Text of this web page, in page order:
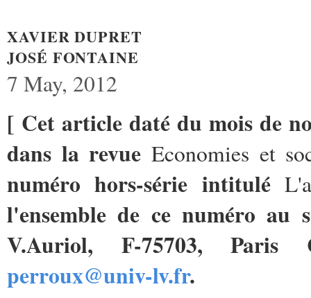
XAVIER DUPRET
JOSÉ FONTAINE
7 May, 2012
[ Cet article daté du mois de
dans la revue Economies et
numéro hors-série intitulé
l'ensemble de ce numéro au
V.Auriol, F-75703, Paris
perroux@univ-lv.fr.